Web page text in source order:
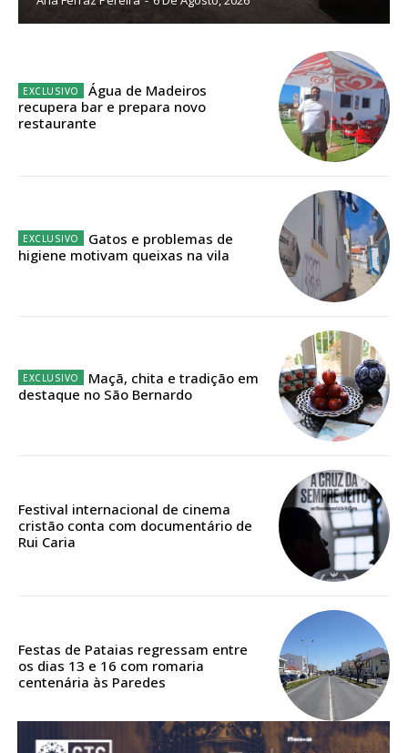
Sendo assinante terá acesso a todos os conteúdos exclusivos e versões
32€
Edição em papel entregue à Quinta-feira em sua
Acesso ao conteúdo online
Acesso aos conteúdos Exclusivos para
Escolha o plano
DIGITAL ANUAL
16
12 meses
Água de Madeiros
recupera bar e prepara novo
restaurante
Gatos e problemas de
higiene motivam queixas na vila
Maçã, chita e tradição em
destaque no São Bernardo
Festival internacional de cinema
cristão conta com documentário de
Rui Caria
Festas de Pataias regressam entre
os dias 13 e 16 com romaria
centenária às Paredes